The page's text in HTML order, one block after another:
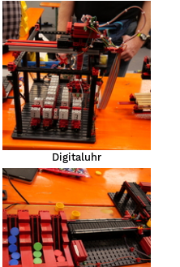
Digitaluhr